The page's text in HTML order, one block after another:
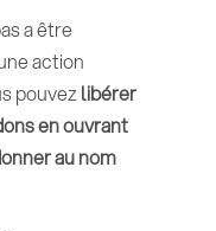
a être
action
pouvezlibérer
en ouvrant
au nom